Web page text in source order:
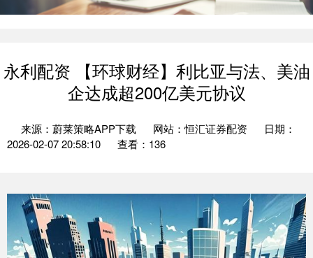
永利配资 【环球财经】利比亚与法、美油
企达成超200亿美元协议
来源：蔚莱策略APP下载 网站：恒汇证券配资
日期：
2026-02-07 20:58:10
查看：136